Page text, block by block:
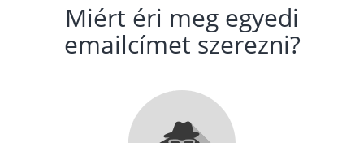
Miért éri meg egyedi
emailcímet szerezni?